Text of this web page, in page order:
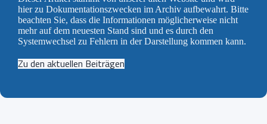
hier zu Dokumentationszwecken im Archiv aufbewahrt. Bitte
beachten Sie, dass die Informationen möglicherweise nicht
mehr auf dem neuesten Stand sind und es durch den
Systemwechsel zu Fehlern in der Darstellung kommen kann.
Zu den aktuellen Beiträgen